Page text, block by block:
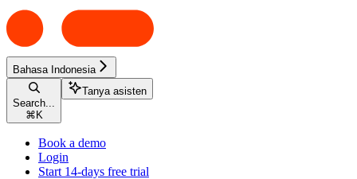
Bahasa Indonesia
Search...
⌘ K
Tanya asisten
Book a demo
Login
Start 14-days free trial